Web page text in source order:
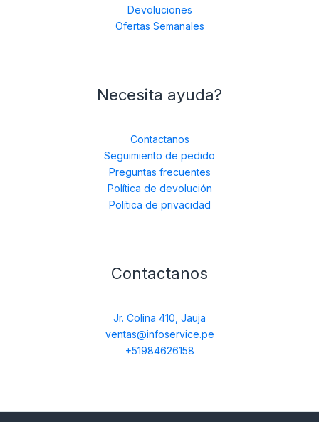
Devoluciones
Ofertas Semanales
Necesita ayuda?
Contactanos
Seguimiento de pedido
Preguntas frecuentes
Política de devolución
Política de privacidad
Contactanos
Jr. Colina 410, Jauja
ventas@infoservice.pe
+51984626158